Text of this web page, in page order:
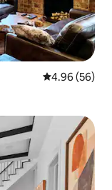
Calificación
4.96 (56)